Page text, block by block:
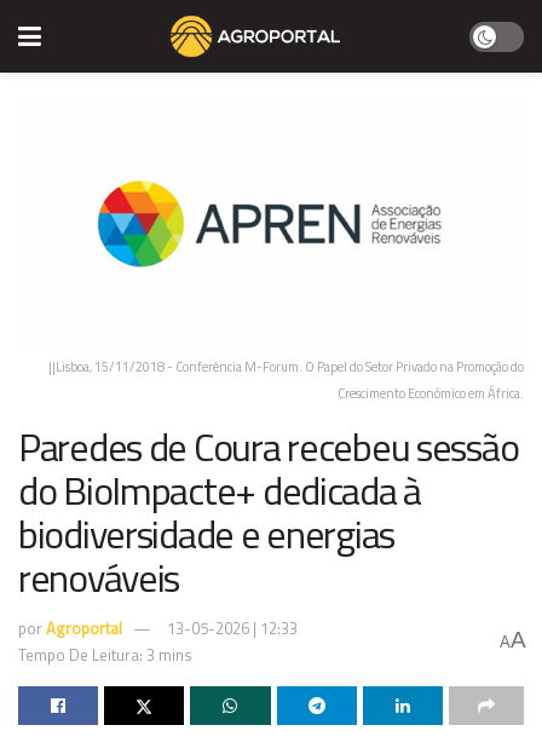
||Lisboa, 15/11/2018 - Conferência M-Forum. O Papel do Setor Privado na Promoção do
Crescimento Económico em África.
Paredes de Coura recebeu sessão
do BioImpacte+ dedicada à
biodiversidade e energias
renováveis
porAgroportal
13-05-2026 | 12:33
Tempo De Leitura: 3 mins
AA